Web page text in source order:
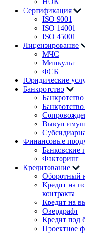
НОК
Сертификация
ISO 9001
ISO 14001
ISO 45001
Лицензирование
МЧС
Минкульт
ФСБ
Юридические
Банкротство
Выкуп
Финансовые
Банковские
Факторинг
Кредитование
Оборотный
Кредит на
контракта
Кредит на
Овердрафт
Кредит под
Проектное